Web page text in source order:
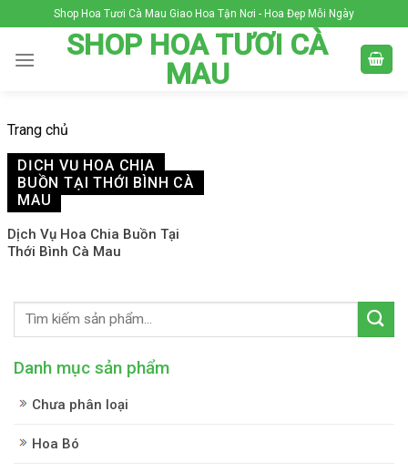
to
content
Shop Hoa Tươi Cà Mau Giao Hoa Tận Nơi - Hoa Đẹp Mỗi Ngày
SHOP HOA TƯƠI CÀ
MAU
Trang chủ
DỊCH VỤ HOA CHIA
BUỒN TẠI THỚI BÌNH CÀ
MAU
Dịch Vụ Hoa Chia Buồn Tại
Thới Bình Cà Mau
Danh mục sản phẩm
Chưa phân loại
Hoa Bó